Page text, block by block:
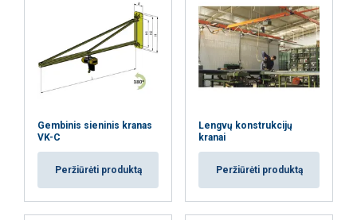
Gembinis sieninis kranas
VK-C
Peržiūrėti produktą
Lengvų konstrukcijų
kranai
Peržiūrėti produktą